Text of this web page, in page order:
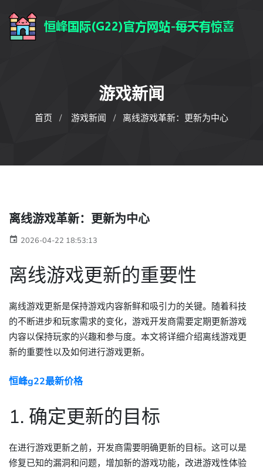
游戏新闻
首页 游戏新闻 离线游戏革新：更新为中心
离线游戏革新：更新为中心
2026-04-22 18:53:13
离线游戏更新的重要性
离线游戏更新是保持游戏内容新鲜和吸引力的关键。随着科技
的不断进步和玩家需求的变化，游戏开发商需要定期更新游戏
内容以保持玩家的兴趣和参与度。本文将详细介绍离线游戏更
新的重要性以及如何进行游戏更新。
恒峰g22最新价格
1. 确定更新的目标
在进行游戏更新之前，开发商需要明确更新的目标。这可以是
修复已知的漏洞和问题，增加新的游戏功能，改进游戏性体验